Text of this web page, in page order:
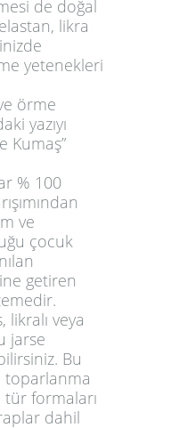
de doğal
likra
yetenekleri
örme
yazıyı
Kumaş”
% 100
ve
çocuk
getiren
veya
jarse
Bu
toparlanma
formaları
dahil